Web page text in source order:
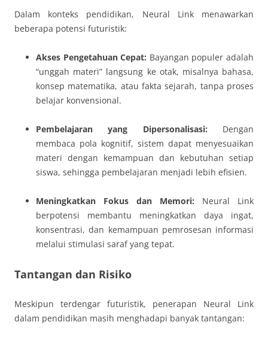
Dalam konteks pendidikan, Neural Link menawarkan
beberapa potensi futuristik:
Akses Pengetahuan Cepat: Bayangan populer adalah
“unggah materi” langsung ke otak, misalnya bahasa,
konsep matematika, atau fakta sejarah, tanpa proses
belajar konvensional.
Pembelajaran yang Dipersonalisasi: Dengan
membaca pola kognitif, sistem dapat menyesuaikan
materi dengan kemampuan dan kebutuhan setiap
siswa, sehingga pembelajaran menjadi lebih efisien.
Meningkatkan Fokus dan Memori: Neural Link
berpotensi membantu meningkatkan daya ingat,
konsentrasi, dan kemampuan pemrosesan informasi
melalui stimulasi saraf yang tepat.
Tantangan dan Risiko
Meskipun terdengar futuristik, penerapan Neural Link
dalam pendidikan masih menghadapi banyak tantangan: